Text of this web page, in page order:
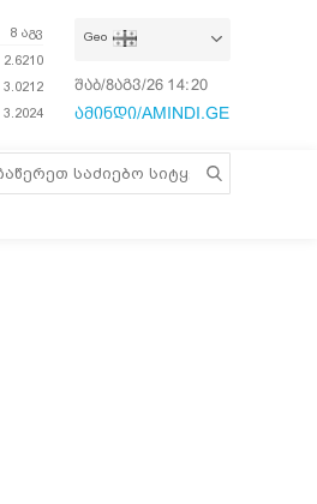
8 აგვ
2.6210
3.0212
3.2024
Geo
შაბ/8აგვ/26 14:20:07
ამინდი/AMINDI.GE